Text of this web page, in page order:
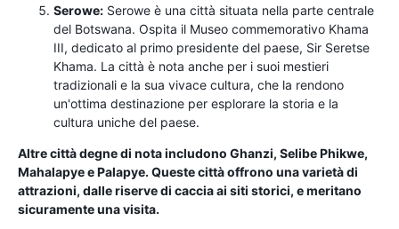
Serowe: Serowe è una città situata nella parte centrale
del Botswana. Ospita il Museo commemorativo Khama
III, dedicato al primo presidente del paese, Sir Seretse
Khama. La città è nota anche per i suoi mestieri
tradizionali e la sua vivace cultura, che la rendono
un'ottima destinazione per esplorare la storia e la
cultura uniche del paese.
Altre città degne di nota includono Ghanzi, Selibe Phikwe,
Mahalapye e Palapye. Queste città offrono una varietà di
attrazioni, dalle riserve di caccia ai siti storici, e meritano
sicuramente una visita.